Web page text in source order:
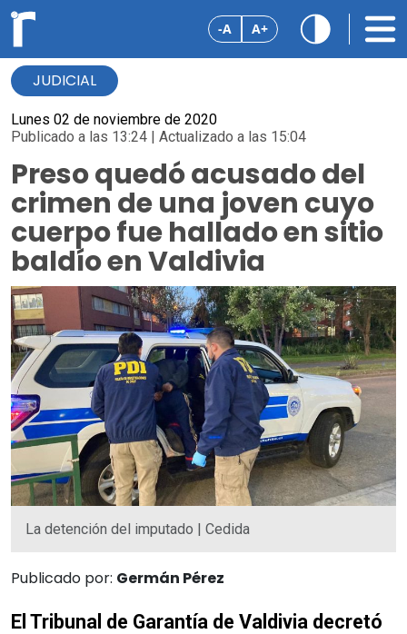
-A A+
JUDICIAL
Lunes 02 de noviembre de 2020
Publicado a las 13:24 | Actualizado a las 15:04
Preso quedó acusado del
crimen de una joven cuyo
cuerpo fue hallado en sitio
baldío en Valdivia
La detención del imputado | Cedida
Publicado por: Germán Pérez
El Tribunal de Garantía de Valdivia decretó